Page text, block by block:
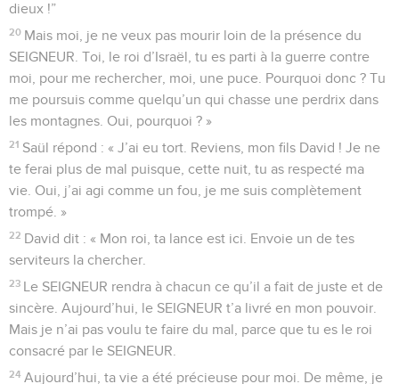
dieux !”
20 Mais moi, je ne veux pas mourir loin de la présence du
SEIGNEUR. Toi, le roi d’Israël, tu es parti à la guerre contre
moi, pour me rechercher, moi, une puce. Pourquoi donc ? Tu
me poursuis comme quelqu’un qui chasse une perdrix dans
les montagnes. Oui, pourquoi ? »
21 Saül répond : « J’ai eu tort. Reviens, mon fils David ! Je ne
te ferai plus de mal puisque, cette nuit, tu as respecté ma
vie. Oui, j’ai agi comme un fou, je me suis complètement
trompé. »
22 David dit : « Mon roi, ta lance est ici. Envoie un de tes
serviteurs la chercher.
23 Le SEIGNEUR rendra à chacun ce qu’il a fait de juste et de
sincère. Aujourd’hui, le SEIGNEUR t’a livré en mon pouvoir.
Mais je n’ai pas voulu te faire du mal, parce que tu es le roi
consacré par le SEIGNEUR.
24 Aujourd’hui, ta vie a été précieuse pour moi. De même, je